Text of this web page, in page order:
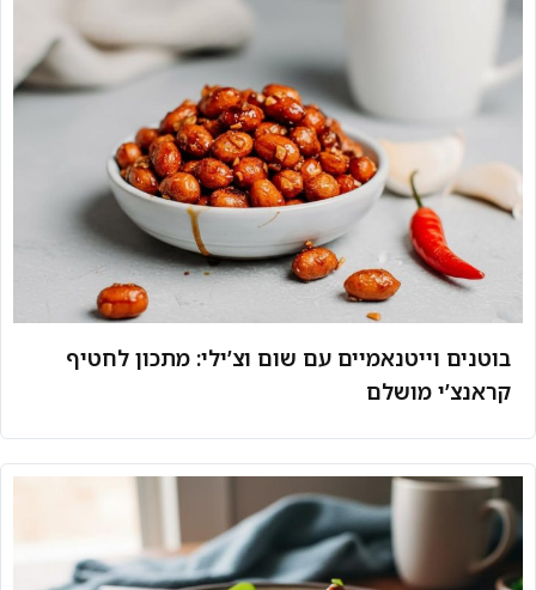
בוטנים וייטנאמיים עם שום וצ’ילי: מתכון לחטיף
קראנצ’י מושלם